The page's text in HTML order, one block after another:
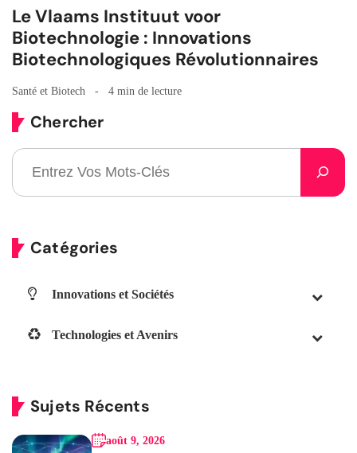
Le Vlaams Instituut voor
Biotechnologie : Innovations
Biotechnologiques Révolutionnaires
Santé et Biotech 4 min de lecture
Chercher
Catégories
Innovations et Sociétés
Technologies et Avenirs
Sujets Récents
août 9, 2026